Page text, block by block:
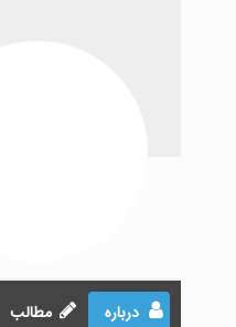
درباره مطالب